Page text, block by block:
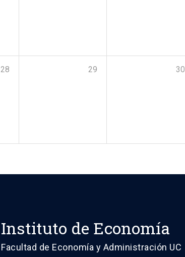
28 29 30
Instituto de Economía
Facultad de Economía y Administración UC